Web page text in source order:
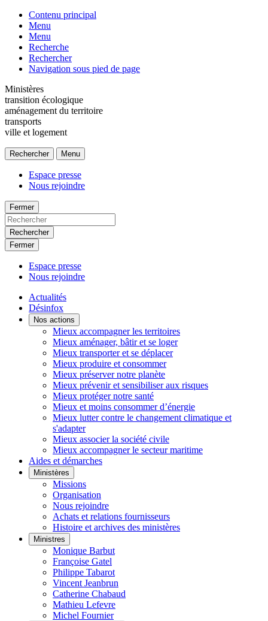
Contenu principal
Menu
Menu
Recherche
Rechercher
Navigation sous pied de page
Ministères
transition écologique
aménagement du territoire
transports
ville et logement
Rechercher Menu
Espace presse
Nous rejoindre
Fermer
Rechercher
Fermer
Espace presse
Nous rejoindre
Actualités
Désinfox
Nos actions
Mieux accompagner les territoires
Mieux aménager, bâtir et se loger
Mieux transporter et se déplacer
Mieux produire et consommer
Mieux préserver notre planète
Mieux prévenir et sensibiliser aux risques
Mieux protéger notre santé
Mieux et moins consommer d’énergie
Mieux lutter contre le changement climatique et
s'adapter
Mieux associer la société civile
Mieux accompagner le secteur maritime
Aides et démarches
Ministères
Missions
Organisation
Nous rejoindre
Achats et relations fournisseurs
Histoire et archives des ministères
Ministres
Monique Barbut
Françoise Gatel
Philippe Tabarot
Vincent Jeanbrun
Catherine Chabaud
Mathieu Lefevre
Michel Fournier